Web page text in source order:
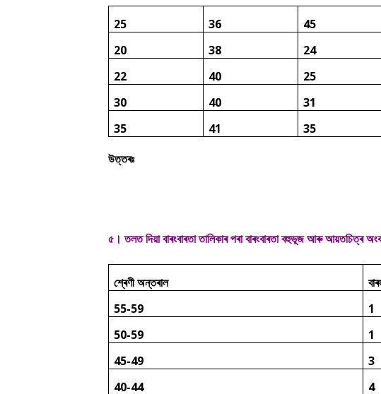
25 36 45
20
38 24
22
40 25
30
40 31
35
41 35
উত্তৰঃ
৫। তলত দিয়া বাৰংবাৰতা তালিকাৰ পৰা বাৰংবাৰতা বহুভূজ আৰু আয়তচিত্ৰ
শ্ৰেণী অন্তৰাল
55-59
1
50-59
1
45-49
3
40-44
4